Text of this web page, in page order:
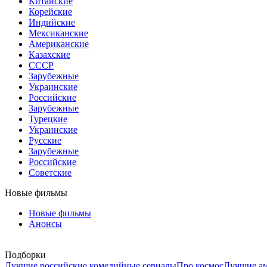
Корейские
Индийские
Мексиканские
Американские
Казахские
СССР
Зарубежные
Украинские
Российские
Зарубежные
Турецкие
Украинские
Русские
Зарубежные
Российские
Советские
Новые фильмы
Новые фильмы
Анонсы
Подборки